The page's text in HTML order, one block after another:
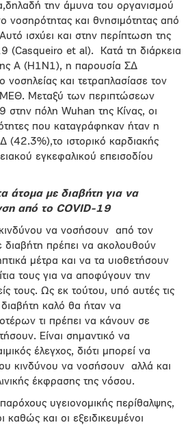
την άμυνα του οργανισμού
νοσηρότητας και θνησιμότητας από
ισχύει και στην περίπτωση της
(Casqueiro et al).
Κατά τη διάρκεια
A (H1N1), η παρουσία ΣΔ
νοσηλείας και τετραπλασίασε τον
ΜΕΘ. Μεταξύ των περιπτώσεων
πόλη Wuhan της Κίνας, οι
που καταγράφηκαν ήταν η
ιστορικό καρδιακής
εγκεφαλικού επεισοδίου
άτομα με διαβήτη για να
από το COVID-19
κινδύνου να νοσήσουν
από τον
πρέπει να ακολουθούν
μέτρα και να τα υιοθετήσουν
τους για να αποφύγουν την
τους. Ως εκ τούτου, υπό αυτές τις
καλό θα ήταν να
τι πρέπει να κάνουν σε
Είναι σημαντικό να
έλεγχος, διότι μπορεί να
κινδύνου να νοσήσουν
αλλά και
έκφρασης της νόσου.
υγειονομικής περίθαλψης,
καθώς και οι εξειδικευμένοι